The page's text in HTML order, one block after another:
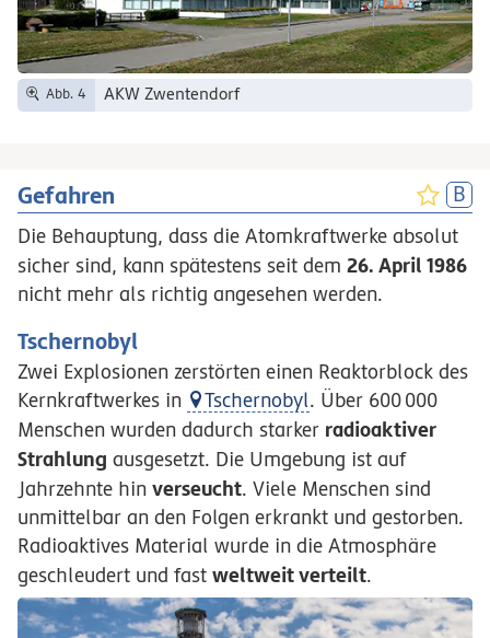
Abb. 4 AKW Zwentendorf
Gefahren
Die Behauptung, dass die Atomkraftwerke absolut
sicher sind, kann spätestens seit dem 26. April 1986
nicht mehr als richtig angesehen werden.
Tschernobyl
Zwei Explosionen zerstörten einen Reaktorblock des
Kernkraftwerkes in
Tschernobyl. Über 600000
Menschen wurden dadurch starker radioaktiver
Strahlung ausgesetzt. Die Umgebung ist auf
Jahrzehnte hin verseucht. Viele Menschen sind
unmittelbar an den Folgen erkrankt und gestorben.
Radioaktives Material wurde in die Atmosphäre
geschleudert und fast weltweit verteilt.